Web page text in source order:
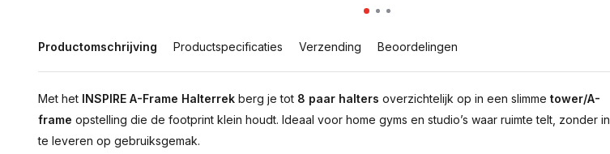
Productomschrijving Productspecificaties Verzending Beoordelingen
Met het INSPIRE A-Frame Halterrek berg je tot 8 paar halters overzichtelijk op in een slimme tower/A-
frame opstelling die de footprint klein houdt. Ideaal voor home gyms en studio’s waar ruimte telt, zonder in
te leveren op gebruiksgemak.